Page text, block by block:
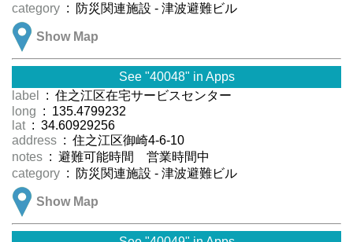
category : 防災関連施設 - 津波避難ビル
Show Map
See "40048" in Apps
label
: 住之江区在宅サービスセンター
long : 135.4799232
lat : 34.60929256
address : 住之江区御崎4-6-10
notes : 避難可能時間 営業時間中
category : 防災関連施設 - 津波避難ビル
Show Map